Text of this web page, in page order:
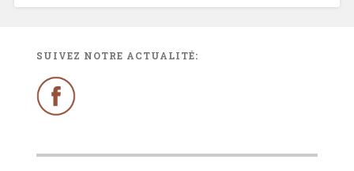
SUIVEZ NOTRE ACTUALITÉ: